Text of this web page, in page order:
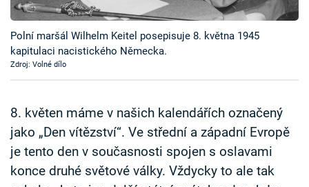
Časopis
Sledujte prima+
Přihlášení
Sledujte nás
Polní maršál Wilhelm Keitel posepisuje 8. května 1945
kapitulaci nacistického Německa.
Zdroj: Volné dílo
8. květen máme v našich kalendářích označený
jako „Den vítězství“. Ve střední a západní Evropě
je tento den v současnosti spojen s oslavami
konce druhé světové války. Vždycky to ale tak